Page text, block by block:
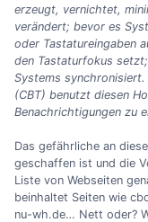
erzeugt, vernichtet,
verändert; bevor es
oder Tastatureingaben
den Tastaturfokus
Systems
(CBT) benutzt diesen
Benachrichtigungen zu
Das gefährliche an
geschaffen ist und die
Liste von Webseiten
beinhaltet Seiten wie
nu-wh.de… Nett oder?